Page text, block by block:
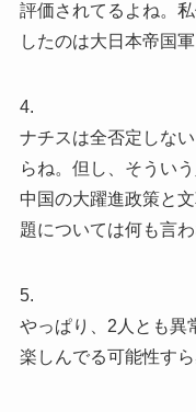
評価されてるよね。
したのは大日本帝国
4.
ナチスは全否定しな
らね。但し、そうい
中国の大躍進政策と
題については何も言
5.
やっぱり、2人とも異
楽しんでる可能性すら